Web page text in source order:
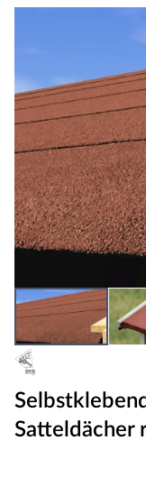
Satteldächer